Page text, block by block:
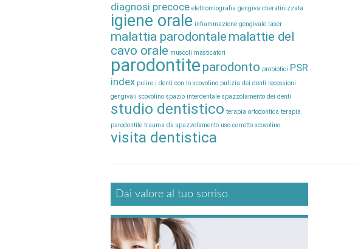
diagnosi precoce elettromiografia gengiva cheratinizzata
igiene orale infiammazione gengivale laser
malattia parodontale malattie del
cavo orale muscoli masticatori
parodontite parodonto probiotici PSR
index pulire i denti con lo scovolino pulizia dei denti recessioni
gengivali scovolino spazio interdentale spazzolamento dei denti
studio dentistico terapia ortodontica terapia
parodontite trauma da spazzolamento uso corretto scovolino
visita dentistica
Dai valore al tuo sorriso